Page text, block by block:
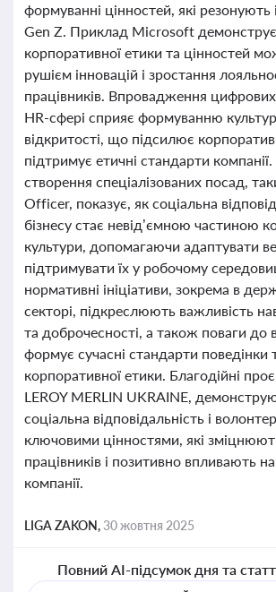
формуванні цінностей, які резонують
Gen Z. Приклад Microsoft
корпоративної етики та цінностей
рушієм інновацій і зростання
працівників. Впровадження цифрових
HR-сфері сприяє формуванню
відкритості, що підсилює
підтримує етичні стандарти
створення спеціалізованих посад,
Officer, показує, як соціальна
бізнесу стає невід’ємною частиною
культури, допомагаючи адаптувати
підтримувати їх у робочому
нормативні ініціативи, зокрема в
секторі, підкреслюють важливість
та доброчесності, а також поваги до
формує сучасні стандарти поведінки
корпоративної етики. Благодійні
LEROY MERLIN UKRAINE,
соціальна відповідальність і
ключовими цінностями, які
працівників і позитивно впливають
компанії.
LIGA ZAKON,30 жовтня 2025
Повний AI-підсумок дня та